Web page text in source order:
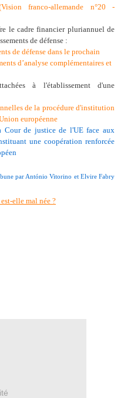
franco-allemande n°20 -
le cadre financier pluriannuel de
de défense :
de défense dans le prochain
d’analyse complémentaires et
à l'établissement d'une
de la procédure d'institution
européenne
Cour de justice de l'UE face aux
une coopération renforcée
par António Vitorino et Elvire Fabry
elle mal née ?